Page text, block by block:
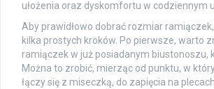
ułożenia oraz dyskomfortu w codziennym
Aby prawidłowo dobrać rozmiar
kilka prostych kroków. Po pierwsze, warto
ramiączek w już posiadanym biustonoszu,
Można to zrobić, mierząc od punktu, w
łączy się z miseczką, do zapięcia na